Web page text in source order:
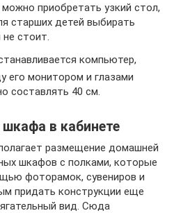
приобретать узкий стол,
старших детей выбирать
стоит.
компьютер,
его монитором и глазами
составлять 40 см.
в кабинете
размещение домашней
шкафов с полками, которые
фоторамок, сувениров и
придать конструкции еще
вид. Сюда